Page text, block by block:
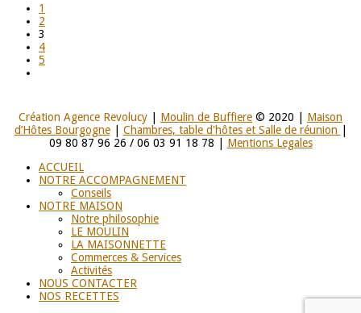
1
2
3
4
5
Création Agence Revolucy Moulin de Buffiere © 2020 | Maison
d’Hôtes Bourgogne| Chambres, table d'hôtes et Salle de réunion
09 80 87 96 26 / 06 03 91 18 78 | Mentions Legales
ACCUEIL
NOTRE ACCOMPAGNEMENT
Conseils
NOTRE MAISON
Notre philosophie
LE MOULIN
LA MAISONNETTE
Commerces & Services
Activités
NOUS CONTACTER
NOS RECETTES